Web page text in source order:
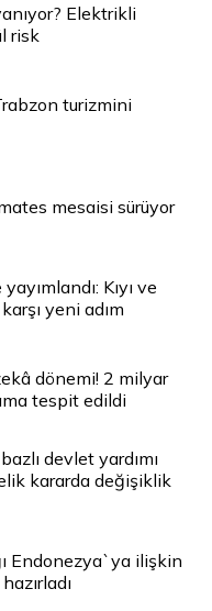
Elektrikli
risk
turizmini
mesaisi sürüyor
Kıyı ve
yeni adım
dönemi! 2 milyar
tespit edildi
devlet yardımı
kararda değişiklik
Endonezya`ya ilişkin